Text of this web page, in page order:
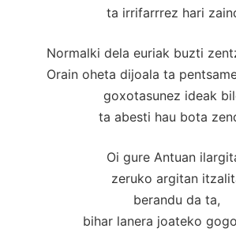
ta irrifarrrez hari
Normalki dela euriak buzti
Orain oheta dijoala ta
goxotasunez ideak
ta abesti hau bota
Oi gure Antuan
zeruko argitan
berandu da ta,
bihar lanera joateko